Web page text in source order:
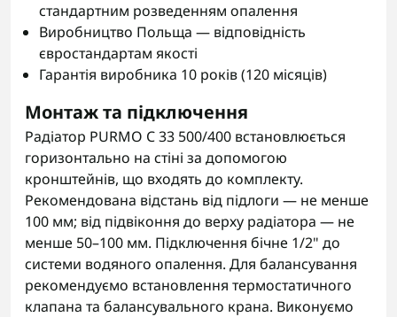
стандартним розведенням опалення
Виробництво Польща — відповідність
євростандартам якості
Гарантія виробника 10 років (120 місяців)
Монтаж та підключення
Радіатор PURMO C 33 500/400 встановлюється
горизонтально на стіні за допомогою
кронштейнів, що входять до комплекту.
Рекомендована відстань від підлоги — не менше
100 мм; від підвіконня до верху радіатора — не
менше 50–100 мм. Підключення бічне 1/2" до
системи водяного опалення. Для балансування
рекомендуємо встановлення термостатичного
клапана та балансувального крана. Виконуємо